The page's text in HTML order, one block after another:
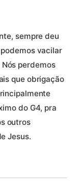
sempre deu
vacilar
perdemos
que obrigação
do G4, pra
outros
Jesus.